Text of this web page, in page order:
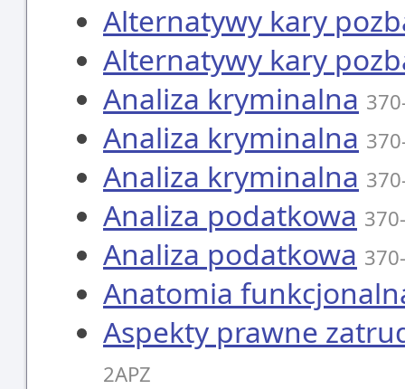
Alternatywy kary
Alternatywy kary
Analiza kryminalna
Analiza kryminalna
Analiza kryminalna
Analiza podatkowa
Analiza podatkowa
Anatomia
Aspekty prawne
2APZ